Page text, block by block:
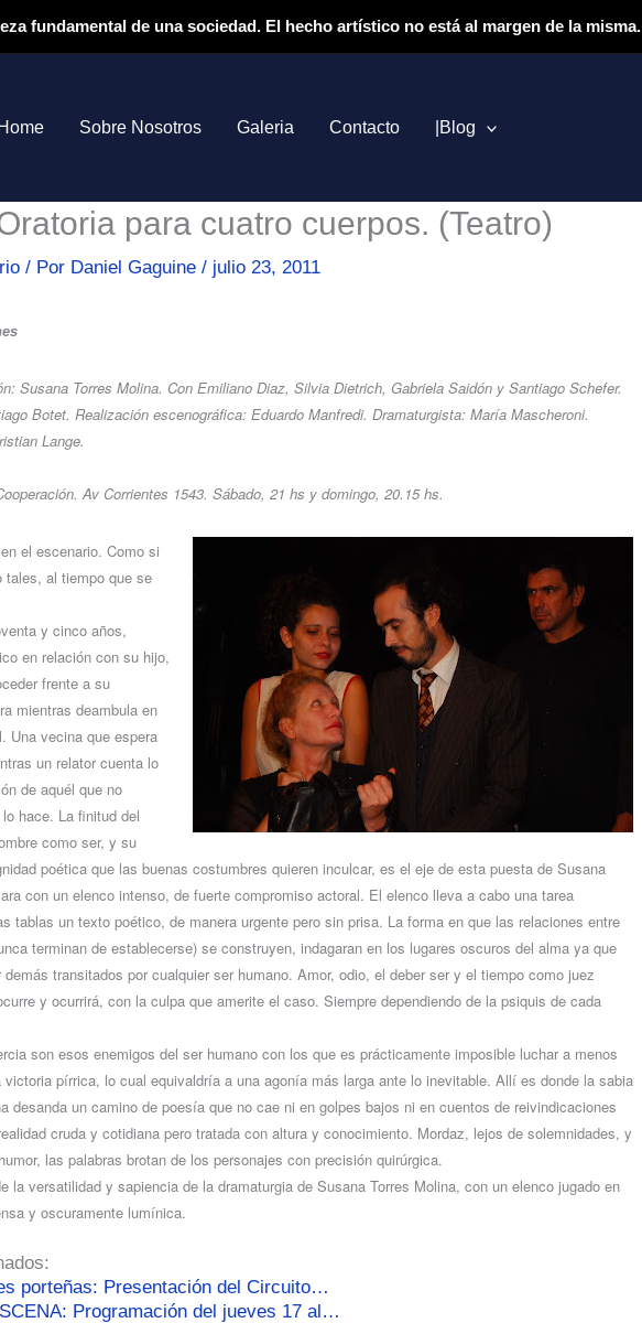
fundamental de una sociedad. El hecho artístico no está al margen de la misma.
Home Sobre Nosotros Galeria Contacto |Blog
para cuatro cuerpos. (Teatro)
/ Por Daniel Gaguine / julio 23, 2011
Susana Torres Molina. Con Emiliano Diaz, Silvia Dietrich, Gabriela Saidón y Santiago Schefer.
Botet. Realización escenográfica: Eduardo Manfredi. Dramaturgista: María Mascheroni.
Lange.
Av Corrientes 1543. Sábado, 21 hs y domingo, 20.15 hs.
el escenario. Como si
tales, al tiempo que se
y cinco años,
en relación con su hijo,
frente a su
mientras deambula en
Una vecina que espera
un relator cuenta lo
de aquél que no
hace. La finitud del
como ser, y su
poética que las buenas costumbres quieren inculcar, es el eje de esta puesta de Susana
con un elenco intenso, de fuerte compromiso actoral. El elenco lleva a cabo una tarea
tablas un texto poético, de manera urgente pero sin prisa. La forma en que las relaciones entre
terminan de establecerse) se construyen, indagaran en los lugares oscuros del alma ya que
transitados por cualquier ser humano. Amor, odio, el deber ser y el tiempo como juez
y ocurrirá, con la culpa que amerite el caso. Siempre dependiendo de la psiquis de cada
son esos enemigos del ser humano con los que es prácticamente imposible luchar a menos
victoria pírrica, lo cual equivaldría a una agonía más larga ante lo inevitable. Allí es donde la sabia
desanda un camino de poesía que no cae ni en golpes bajos ni en cuentos de reivindicaciones
cruda y cotidiana pero tratada con altura y conocimiento. Mordaz, lejos de solemnidades, y
las palabras brotan de los personajes con precisión quirúrgica.
la versatilidad y sapiencia de la dramaturgia de Susana Torres Molina, con un elenco jugado en
y oscuramente lumínica.
porteñas: Presentación del Circuito…
Programación del jueves 17 al…